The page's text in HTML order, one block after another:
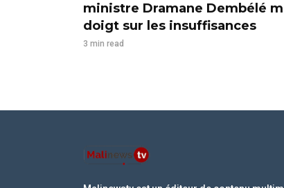
ministre Dramane Dembélé
doigt sur les insuffisances
3 min read